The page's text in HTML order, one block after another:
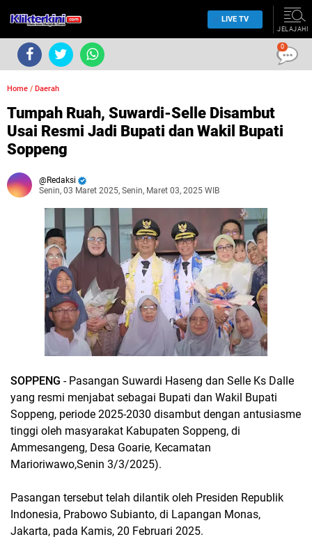
LIVE TV
JELAJAHI
Home / Daerah
Tumpah Ruah, Suwardi-Selle Disambut
Usai Resmi Jadi Bupati dan Wakil Bupati
Soppeng
Redaksi
Senin, 03 Maret 2025, Senin, Maret 03, 2025 WIB
SOPPENG - Pasangan Suwardi Haseng dan Selle Ks Dalle
yang resmi menjabat sebagai Bupati dan Wakil Bupati
Soppeng, periode 2025-2030 disambut dengan antusiasme
tinggi oleh masyarakat Kabupaten Soppeng, di
Ammesangeng, Desa Goarie, Kecamatan
Marioriwawo,Senin 3/3/2025).
Pasangan tersebut telah dilantik oleh Presiden Republik
Indonesia, Prabowo Subianto, di Lapangan Monas,
Jakarta, pada Kamis, 20 Februari 2025.
0